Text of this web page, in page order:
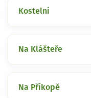
Kostelní
Na Klášteře
Na Příkopě